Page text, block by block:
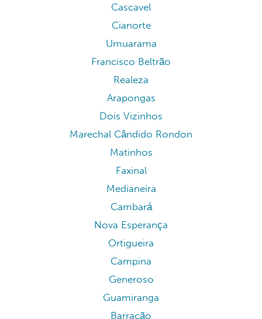
Cascavel
Cianorte
Umuarama
Francisco Beltrão
Realeza
Arapongas
Dois Vizinhos
Marechal Cândido Rondon
Matinhos
Faxinal
Medianeira
Cambará
Nova Esperança
Ortigueira
Campina
Generoso
Guamiranga
Barracão